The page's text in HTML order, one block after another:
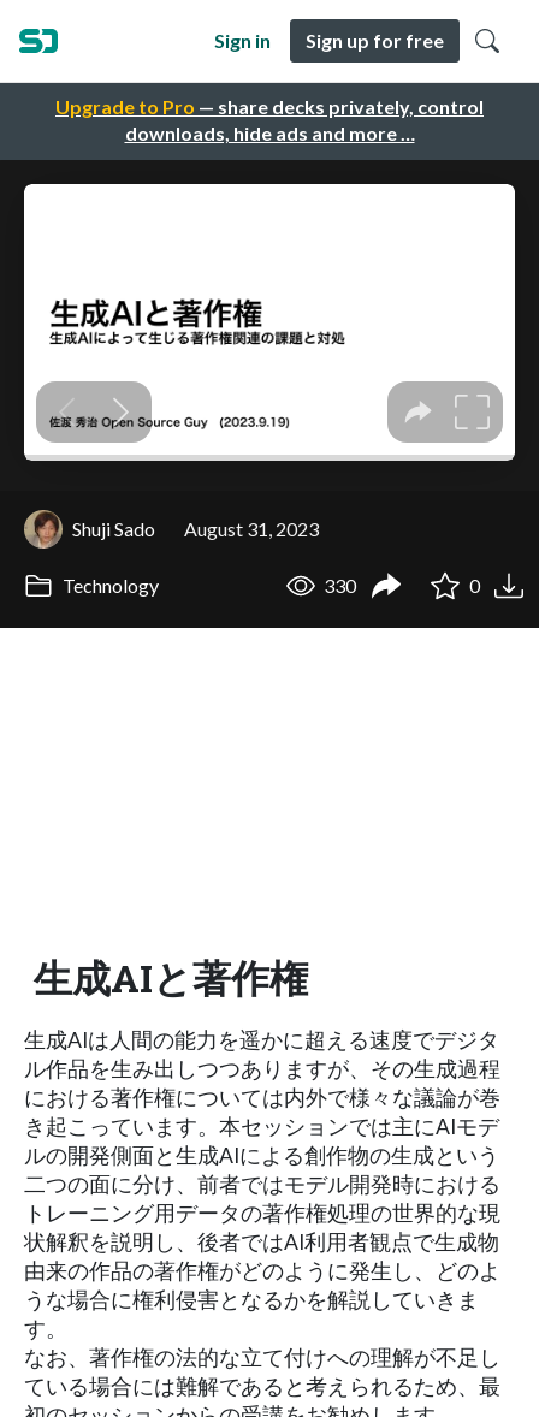
Upgrade to Pro — share decks privately, control
downloads, hide ads and more …
Sign in Sign up for free
Shuji Sado August 31, 2023
Technology 330 0
生成AIと著作権
生成AIは人間の能力を遥かに超える速度でデジタ
ル作品を生み出しつつありますが、その生成過程
における著作権については内外で様々な議論が巻
き起こっています。本セッションでは主にAIモデ
ルの開発側面と生成AIによる創作物の生成という
二つの面に分け、前者ではモデル開発時における
トレーニング用データの著作権処理の世界的な現
状解釈を説明し、後者ではAI利用者観点で生成物
由来の作品の著作権がどのように発生し、どのよ
うな場合に権利侵害となるかを解説していきま
す。
なお、著作権の法的な立て付けへの理解が不足し
ている場合には難解であると考えられるため、最